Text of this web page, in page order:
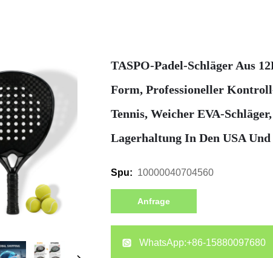
TASPO-Padel-Schläger Aus
Form, Professioneller
Tennis, Weicher EVA-
Lagerhaltung In Den USA
Spu: 10000040704560
Anfrage
WhatsApp:+86-15880097680